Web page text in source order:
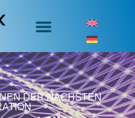
DER NÄCHSTEN